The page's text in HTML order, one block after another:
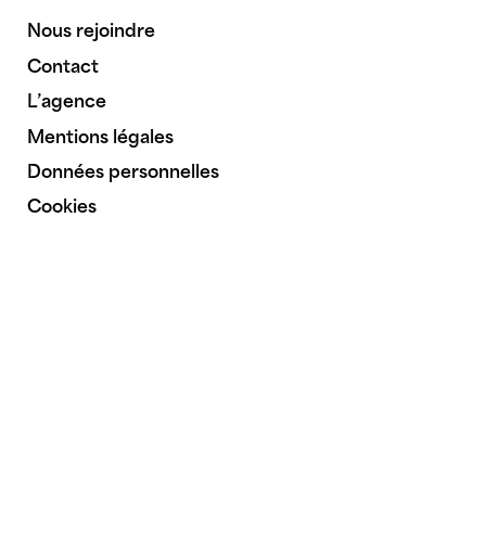
Nous rejoindre
Contact
L’agence
Mentions légales
Données personnelles
Cookies